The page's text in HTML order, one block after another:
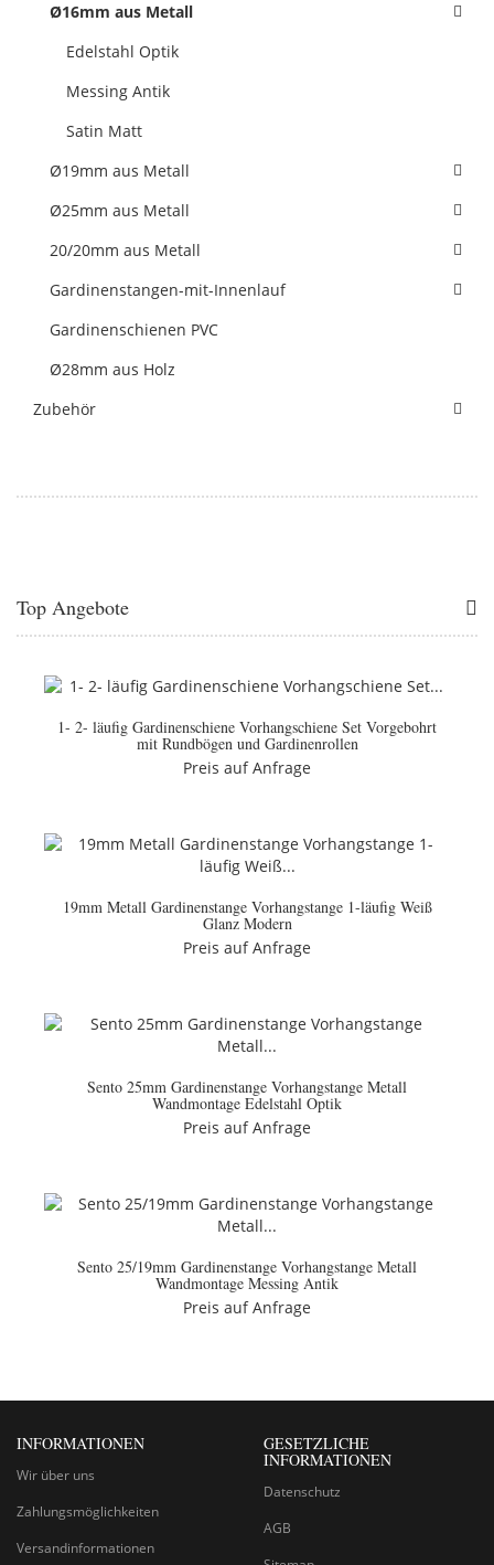
Ø16mm aus Metall
Edelstahl Optik
Messing Antik
Satin Matt
Ø19mm aus Metall
Ø25mm aus Metall
20/20mm aus Metall
Gardinenstangen-mit-Innenlauf
Gardinenschienen PVC
Ø28mm aus Holz
Zubehör
Top Angebote
1- 2- läufig Gardinenschiene Vorhangschiene Set Vorgebohrt
mit Rundbögen und Gardinenrollen
Preis auf Anfrage
19mm Metall Gardinenstange Vorhangstange 1-läufig Weiß
Glanz Modern
Preis auf Anfrage
Sento 25mm Gardinenstange Vorhangstange Metall
Wandmontage Edelstahl Optik
Preis auf Anfrage
Sento 25/19mm Gardinenstange Vorhangstange Metall
Wandmontage Messing Antik
Preis auf Anfrage
INFORMATIONEN
Wir über uns
Zahlungsmöglichkeiten
Versandinformationen
GESETZLICHE
INFORMATIONEN
Datenschutz
AGB